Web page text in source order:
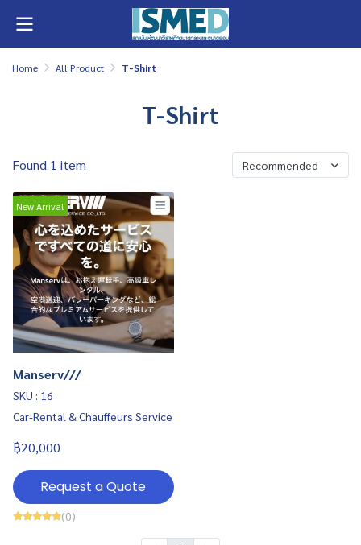
Home All Product T-Shirt
T-Shirt
Found 1 item Recommended
New Arrival
Manserv///
SKU : 16
Car-Rental & Chauffeurs Service
฿20,000
Request a Quote
(0)